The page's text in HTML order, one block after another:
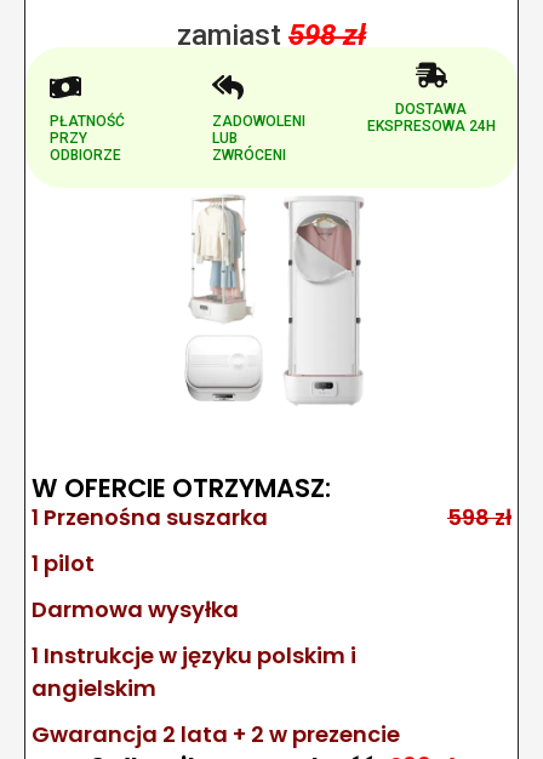
zamiast 598 zł
PŁATNOŚĆ
PRZY
ODBIORZE
ZADOWOLENI
LUB
ZWRÓCENI
DOSTAWA
EKSPRESOWA 24H
W OFERCIE OTRZYMASZ:
1 Przenośna suszarka
598 zł
1 pilot
Darmowa wysyłka
1 Instrukcje w języku polskim i
angielskim
Gwarancja 2 lata + 2 w prezencie